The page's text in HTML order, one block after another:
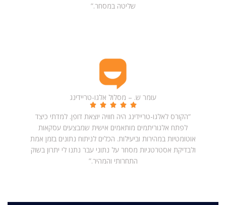
שליטה במסחר.”
עומר ש. – מסלול אלגו-טריידינג
“הקורס לאלגו-טריידינג היה חוויה יוצאת דופן. למדתי כיצד
לפתח אלגוריתמים מותאמים אישית שמבצעים עסקאות
אוטומטיות במהירות וביעילות. הכלים לניתוח נתונים בזמן אמת
ולבדיקת אסטרטגיות מסחר על נתוני עבר נתנו לי יתרון בשוק
התחרותי והמהיר.”